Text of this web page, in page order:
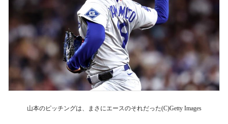
山本のピッチングは、まさにエースのそれだった(C)Getty Images